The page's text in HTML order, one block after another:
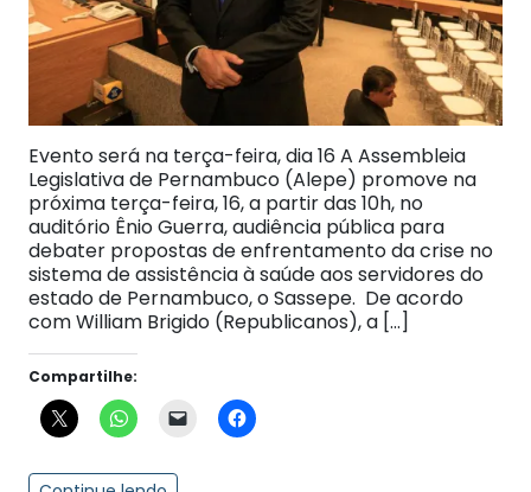
Evento será na terça-feira, dia 16 A Assembleia
Legislativa de Pernambuco (Alepe) promove na
próxima terça-feira, 16, a partir das 10h, no
auditório Ênio Guerra, audiência pública para
debater propostas de enfrentamento da crise no
sistema de assistência à saúde aos servidores do
estado de Pernambuco, o Sassepe. De acordo
com William Brigido (Republicanos), a […]
Compartilhe: